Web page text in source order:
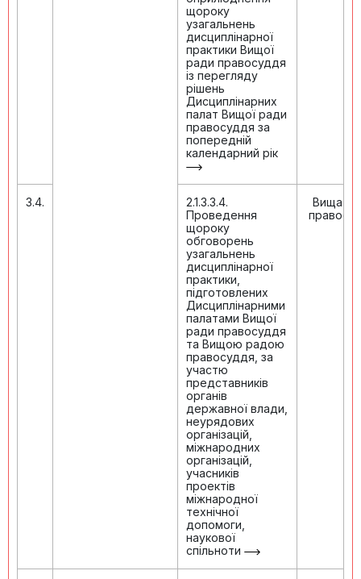
щороку
узагальнень
дисциплінарної
практики Вищої
ради правосуддя
із перегляду
рішень
Дисциплінарних
палат Вищої ради
правосуддя за
попередній
календарний рік
3.4.
2.1.3.3.4.
Проведення
щороку
обговорень
узагальнень
дисциплінарної
практики,
підготовлених
Дисциплінарними
палатами Вищої
ради правосуддя
та Вищою радою
правосуддя, за
участю
представників
органів
державної влади,
неурядових
організацій,
міжнародних
організацій,
учасників
проектів
міжнародної
технічної
допомоги,
наукової
спільноти
Вища